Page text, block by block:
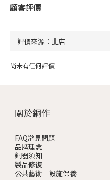
顧客評價
尚未有任何評價
關於銅作
FAQ常見問題
品牌理念
銅器須知
製品修復
公共藝術｜設施保養